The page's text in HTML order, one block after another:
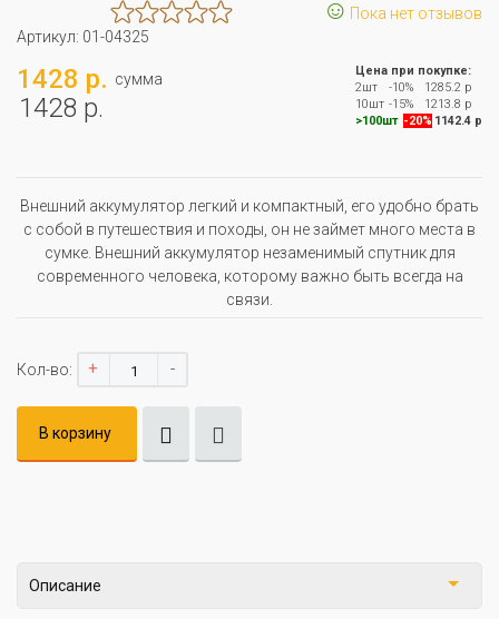
☺ Пока нет отзывов
Артикул: 01-04325
1428 р. сумма
1428 р.
Цена при покупке:
2шт
-10%
1285.2 р
10шт -15%
1213.8 р
>100шт -20% 1142.4 р
Внешний аккумулятор легкий и компактный, его удобно брать
с собой в путешествия и походы, он не займет много места в
сумке. Внешний аккумулятор незаменимый спутник для
современного человека, которому важно быть всегда на
связи.
Кол-во: + -
В корзину
Описание